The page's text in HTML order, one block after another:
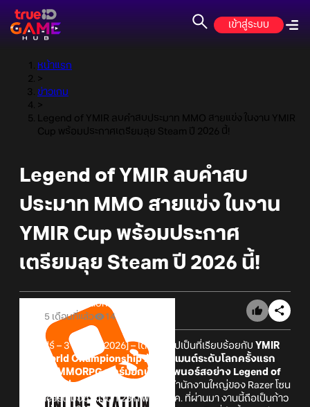
เข้าสู่ระบบ
หน้าแรก
>
ข่าวเกม
>
Legend of YMIR ลบคำสบประมาท MMO สายแข่ง ในงาน YMIR
Cup พร้อมประกาศเตรียมลุย Steam ปี 2026 นี้!
Legend of YMIR ลบคำสบ
ประมาท MMO สายแข่ง ในงาน
YMIR Cup พร้อมประกาศ
เตรียมลุย Steam ปี 2026 นี้!
Online Station
5 เดือนที่แล้ว
14
[สิงคโปร์ – 3 มีนาคม 2026] – เดือดกันไปเป็นที่เรียบร้อยกับ YMIR
Cup World Championship ทัวร์นาเมนต์ระดับโลกครั้งแรก
ของเกม MMORPG ฟอร์มยักษ์ธีมเทพนอร์สอย่าง Legend of
YMIR จากค่าย Wemade
ซึ่งจัดขึ้นที่สำนักงานใหญ่ของ Razer โซน
Southeast เมื่อช่วงวันที่ 28 ก.พ. - 1 มี.ค. ที่ผ่านมา งานนี้ถือเป็นก้าว